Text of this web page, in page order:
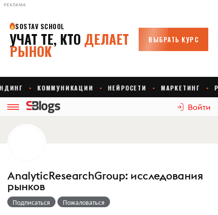
РЕКЛАМА
Войти
AnalyticResearchGroup: исследования
рынков
Подписаться Пожаловаться